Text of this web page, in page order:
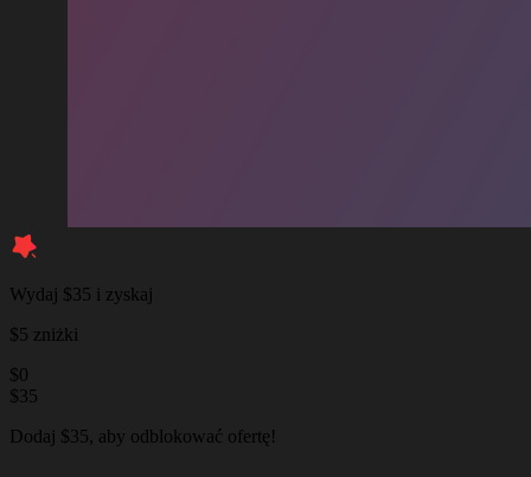
Wydaj $35 i zyskaj
$5 zniżki
$0
$35
Dodaj $35, aby odblokować ofertę!